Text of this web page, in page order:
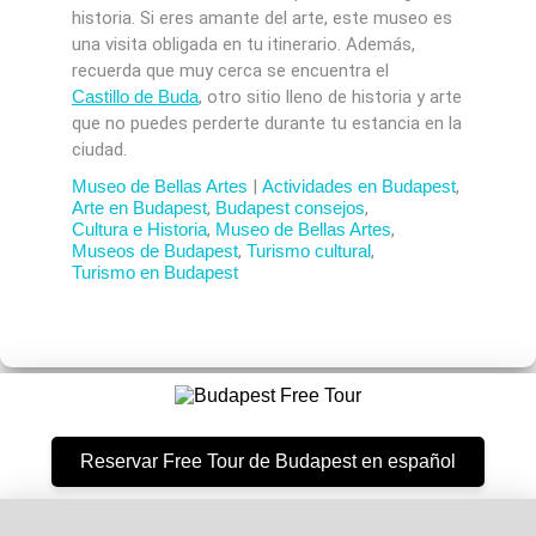
historia. Si eres amante del arte, este museo es
una visita obligada en tu itinerario. Además,
recuerda que muy cerca se encuentra el
Castillo de Buda, otro sitio lleno de historia y arte
que no puedes perderte durante tu estancia en la
ciudad.
Museo de Bellas Artes | Actividades en Budapest,
Arte en Budapest, Budapest consejos,
Cultura e Historia, Museo de Bellas Artes,
Museos de Budapest, Turismo cultural,
Turismo en Budapest
Reservar Free Tour de Budapest en español